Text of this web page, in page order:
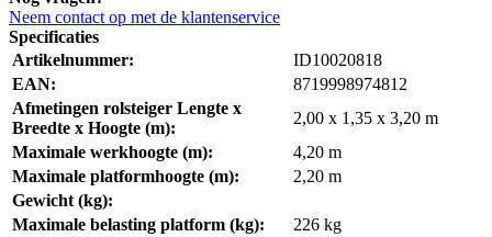
Neem contact op met de klantenservice
Specificaties
Artikelnummer:
ID10020818
EAN:
8719998974812
Afmetingen rolsteiger Lengte x
Breedte x Hoogte (m):
2,00 x 1,35 x 3,20 m
Maximale werkhoogte (m):
4,20 m
Maximale platformhoogte (m):
2,20 m
Gewicht (kg):
Maximale belasting platform (kg):
226 kg